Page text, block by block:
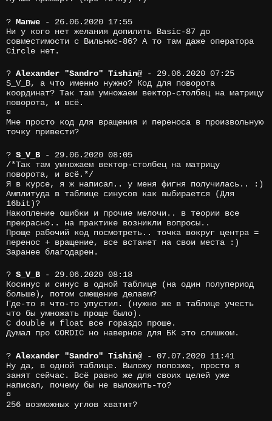
? Manwe - 26.06.2020 17:55
Ни у кого нет желания допилить Basic-87 до
совместимости с Вильнюс-86? А то там даже оператора
Circle нет.
? Alexander "Sandro" Tishin@ - 29.06.2020 07:25
S_V_B, а что именно нужно? Код для поворота
координат? Так там умножаем вектор-столбец на матрицу
поворота, и всё.
¤
Мне просто код для вращения и переноса в произвольную
точку привести?
? S_V_B - 29.06.2020 08:05
/*Так там умножаем вектор-столбец на матрицу
поворота, и всё.*/
Я в курсе, я ж написал.. у меня фигня получилась.. :)
Амплитуда в таблице синусов как выбирается (Для
16bit)?
Накопление ошибки и прочие мелочи.. в теории все
прекрасно.. на практике возникли вопросы..
Проще рабочий код посмотреть.. точка вокруг центра =
перенос + вращение, все встанет на свои места :)
Заранее благодарен.
? S_V_B - 29.06.2020 08:18
Косинус и синус в одной таблице (на один полупериод
больше), потом смещение делаем?
Где-то я что-то упустил. (нужно же в таблице учесть
что бы умножать проще было).
С double и float все гораздо проше.
Думал про CORDIC но наверное для БК это слишком.
? Alexander "Sandro" Tishin@ - 07.07.2020 11:41
Ну да, в одной таблице. Выложу попозже, просто я
занят сейчас. Всё равно же для своих целей уже
написал, почему бы не выложить-то?
¤
256 возможных углов хватит?